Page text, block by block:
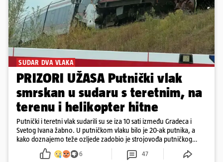
SUDAR DVA VLAKA
PRIZORI UŽASA Putnički vlak
smrskan u sudaru s teretnim, na
terenu i helikopter hitne
Putnički i teretni vlak sudarili su se iza 10 sati između Gradeca i
Svetog Ivana žabno. U putničkom vlaku bilo je 20-ak putnika, a
kako doznajemo teže ozljede zadobio je strojovođa putničkog
vlaka. Zatvoren je promet, a fotoreporteri Prigorskog objavili su
prve snimke s mjesta sudara
6 47